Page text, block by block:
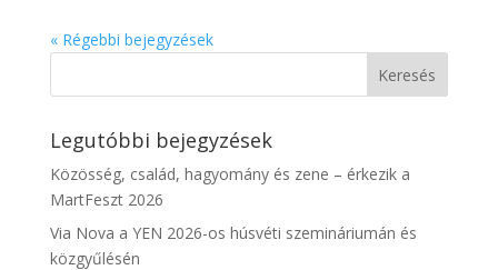
« Régebbi bejegyzések
Legutóbbi bejegyzések
Közösség, család, hagyomány és zene – érkezik a
MartFeszt 2026
Via Nova a YEN 2026-os húsvéti szemináriumán és
közgyűlésén